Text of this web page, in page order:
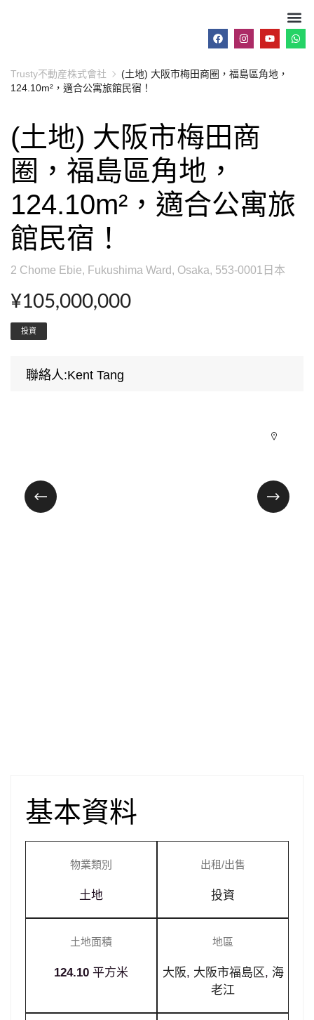
Trusty不動産株式會社
(土地) 大阪市梅田商圈，福島區角地，
124.10m²，適合公寓旅館民宿！
(土地) 大阪市梅田商
圈，福島區角地，
124.10m²，適合公寓旅
館民宿！
2 Chome Ebie, Fukushima Ward, Osaka, 553-0001日本
¥105,000,000
投資
聯絡人:Kent Tang
基本資料
物業類別
土地
出租/出售
投資
土地面積
124.10 平方米
地區
大阪, 大阪市福島区, 海
老江